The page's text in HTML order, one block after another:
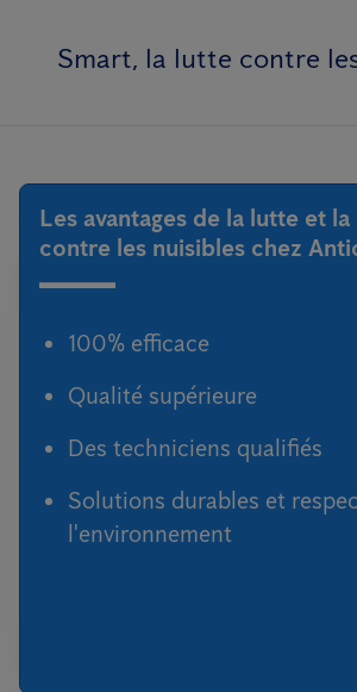
Smart, la lutte contre
Les avantages de la lutte et
contre les nuisibles chez
100% efficace
Qualité supérieure
Des techniciens qualifiés
Solutions durables et
l'environnement